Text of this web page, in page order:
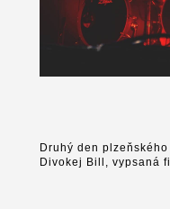
Druhý den
Divokej Bill, vypsaná